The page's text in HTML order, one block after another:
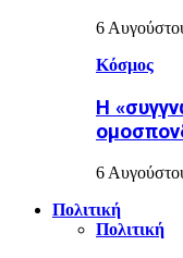
6
Κόσμος
Η
6
Πολιτική
Πολιτική